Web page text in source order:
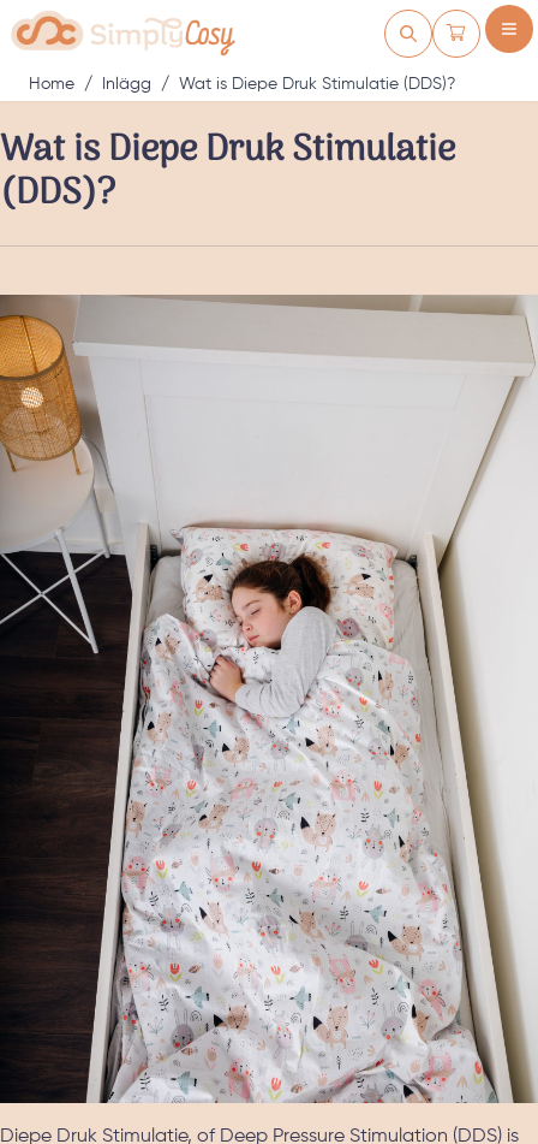
Ga naar de inhoud
Home / Inlägg / Wat is Diepe Druk Stimulatie (DDS)?
Wat is Diepe Druk Stimulatie
(DDS)?
Diepe Druk Stimulatie, of Deep Pressure Stimulation (DDS) is